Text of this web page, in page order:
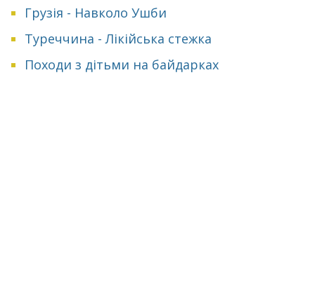
Грузія - Навколо Ушби
Туреччина - Лікійська стежка
Походи з дітьми на байдарках